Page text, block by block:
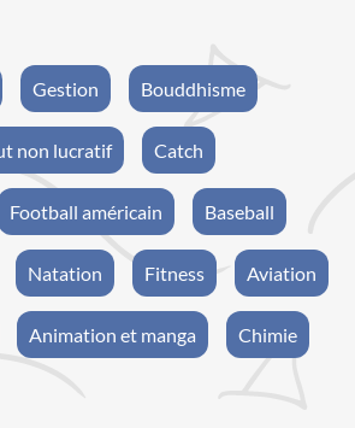
Gestion Bouddhisme
non lucratif Catch
Football américain Baseball
Natation Fitness Aviation
Animation et manga Chimie